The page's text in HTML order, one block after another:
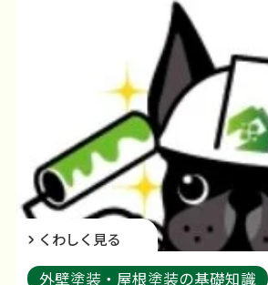
くわしく見る
外壁塗装・屋根塗装の基礎知識